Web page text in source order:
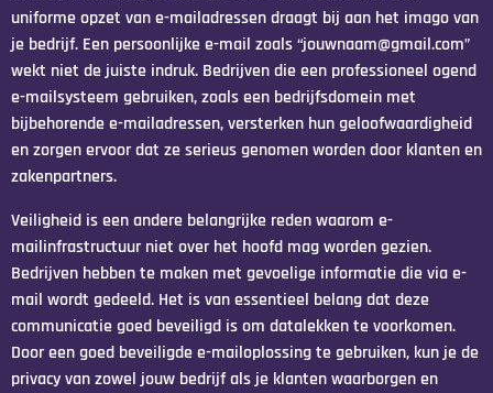
uniforme opzet van e-mailadressen draagt bij aan het imago van
je bedrijf. Een persoonlijke e-mail zoals “jouwnaam@gmail.com”
wekt niet de juiste indruk. Bedrijven die een professioneel ogend
e-mailsysteem gebruiken, zoals een bedrijfsdomein met
bijbehorende e-mailadressen, versterken hun geloofwaardigheid
en zorgen ervoor dat ze serieus genomen worden door klanten en
zakenpartners.
Veiligheid is een andere belangrijke reden waarom e-
mailinfrastructuur niet over het hoofd mag worden gezien.
Bedrijven hebben te maken met gevoelige informatie die via e-
mail wordt gedeeld. Het is van essentieel belang dat deze
communicatie goed beveiligd is om datalekken te voorkomen.
Door een goed beveiligde e-mailoplossing te gebruiken, kun je de
privacy van zowel jouw bedrijf als je klanten waarborgen en